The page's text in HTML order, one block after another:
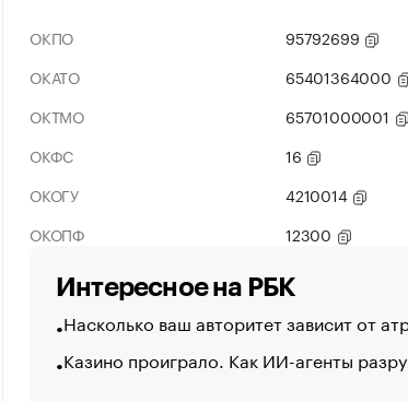
ОКПО
95792699
ОКАТО
65401364000
ОКТМО
65701000001
ОКФС
16
ОКОГУ
4210014
ОКОПФ
12300
Интересное на РБК
Насколько ваш авторитет зависит от
Казино проиграло. Как ИИ-агенты